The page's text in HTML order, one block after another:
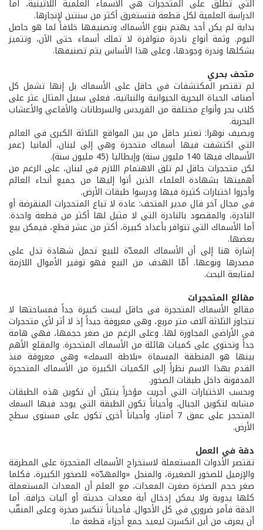
التي تُطلق على المتحجرات هي الأسماء العلمية اللاتينية، اما
الدراسة العلمية لكل قطعة فتستغرق أكثر من سنتين لإنجازها.
بداية لم يكن أحد يهتم بنوع الأسماك وتصنيفها خلافاً لما هو حاصل
اليوم. وثمة أنواع نادرة متوافرة لا تملك أسماء حتى الآن، وتتميز
بشكلها وندرة وجودها، وعلى هذا الأساس يتم تصنيفها.
متحف بحري
لم تقتصر المكتشفات في حاقل على الأسماك بل إنها تشمل كل
أصناف الحياة البحرية الحيوانية والنباتية، فعلى سبيل المثال عثر على
كلاب بحر وأنواع مختلفة من القريدس والسرطانات والأفاعي والأعشاب
البحرية.
ويضيف نوهرا: تعتبر حاقل من بين المواقع الثلاثة الكبرى في العالم
التي اكتشفت فيها أسماك متحجرة وهي إلى لبنان، ألمانيا (عمر
الأسماك فيها 140 مليون سنة) وإيطاليا (45 مليون سنة).
لكن متحجرات حاقل لم تلق الاهتمام اللازم في لبنان، على الرغم من
أهميتها بشهادة العلماء الذين أتوا إليها من جميع أنحاء العالم
وأجروا اختبارات كثيرة فيها ودرسوا طبقات الأرض.
في مجال آخر قال مدير المتحف: عادة لا تباع المتحجرات المنقرضة أو
النادرة، والمقصود بالنادرة التي لا مثيل لها أكثر من قطعة واحدة.
أما الأسماك التي تتوافر بأعداد كبيرة، أكثر من عشر قطع، فيمكن بيع
بعضها.
إشارة هنا إلى أن الأسماك المعدّة للبيع تحمل شهادة تدل على
مصدرها ونوعها. أمّا الهدف من البيع فهو توفير الأموال اللازمة
لمتابعة البحث.
مقالع المتحجرات
مقالع الأسماك المتحجرة في حاقل ليست كبيرة جداً فمساحتها لا
تتجاوز الثلاثة آلاف متر مربع، وهي معروفة جيداً إذ لا أثر لأي متحجرات
في الأراضي المجاورة لها. وعلى الرغم من صغر حجمها، فهي هامة
جداً وتحتوي على كميات هائلة من الأسماك المتحجرة. والمقلع الأهم
بينها هو المنطقة المسماة «بلاطة السمك» وهي معروفة منذ
القدم بهذا الاسم نظراً إلى الكميات الكبيرة من الأسماك المتحجرة
المدفونة داخل طبقات الصخور.
وبحسب الاختبارات التي أجريت مؤخراً يتبيّن أن تكوين هذه الطبقات
مشابه لتكوين الجبال، وأحياناً تكون الطبقة التي يوجد فيها السمك
المتحجر على عمق 7 أمتار، وأحياناً أخرى تكون على مستوى سطح
الأرض.
دقة في العمل
تقتصر الأدوات المستعملة لاستخراج الأسماك المتحجرة على المطرقة
والإزميل للصخور الصغيرة، والمنجل «والمهدّة» للصخور الكبيرة، فكلما
صغر حجم الصخرة صغرت المعدات، مع العلم أن المعدات المستعملة
كلها يدوية ولا يمكن إدخال أية معدات حديثة أو آليات جرافة. أما
الدقة فأمر ضروري في كل الأحوال. فأحياناً تنكسر صخرة وعلى المنقّب
أن يعرف من أين انكسرت ليعيد جمع أجزاء قطعة ما.